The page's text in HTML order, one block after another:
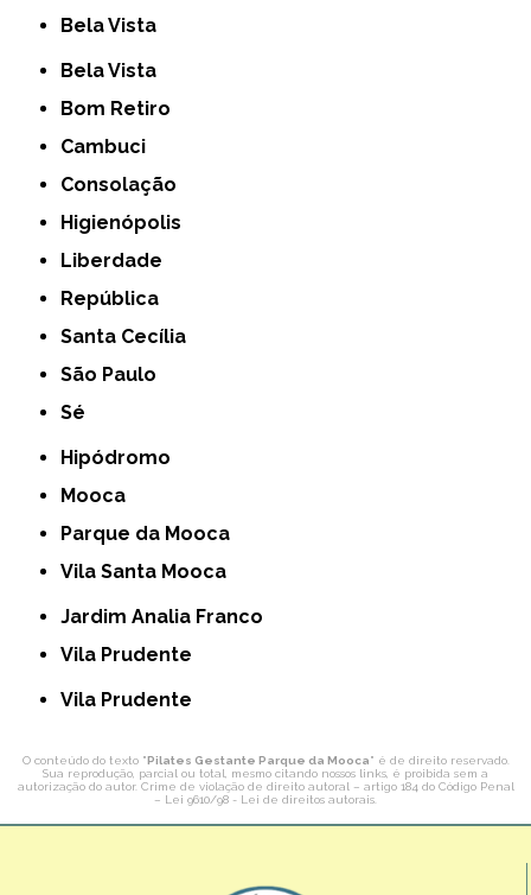
Bela Vista
Bela Vista
Bom Retiro
Cambuci
Consolação
Higienópolis
Liberdade
República
Santa Cecília
São Paulo
Sé
Hipódromo
Mooca
Parque da Mooca
Vila Santa Mooca
Jardim Analia Franco
Vila Prudente
Vila Prudente
O conteúdo do texto "Pilates Gestante Parque da Mooca" é de direito reservado.
Sua reprodução, parcial ou total, mesmo citando nossos links, é proibida sem a
autorização do autor. Crime de violação de direito autoral – artigo 184 do Código Penal
– Lei 9610/98 - Lei de direitos autorais